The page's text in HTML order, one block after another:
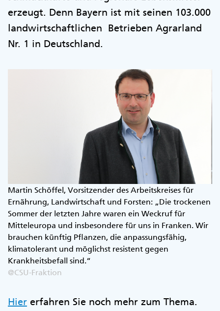
erzeugt. Denn Bayern ist mit seinen 103.000
landwirtschaftlichen Betrieben Agrarland
Nr. 1 in Deutschland.
Martin Schöffel, Vorsitzender des Arbeitskreises für
Ernährung, Landwirtschaft und Forsten: „Die trockenen
Sommer der letzten Jahre waren ein Weckruf für
Mitteleuropa und insbesondere für uns in Franken. Wir
brauchen künftig Pflanzen, die anpassungsfähig,
klimatolerant und möglichst resistent gegen
Krankheitsbefall sind.“
@CSU-Fraktion
Hier erfahren Sie noch mehr zum Thema.